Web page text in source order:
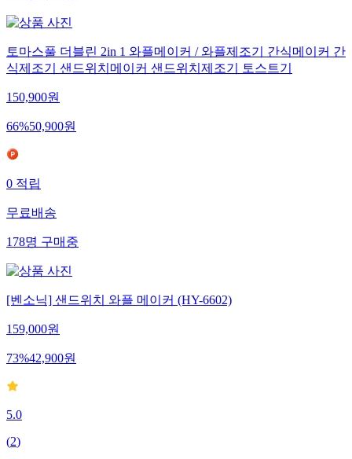
토마스풀 더블린 2in 1 와플메이커 / 와플제조기 간식메이커 간
식제조기 샌드위치메이커 샌드위치제조기 토스트기
150,900원
66%50,900원
0 적립
무료배송
178명 구매중
[벤소닉] 샌드위치 와플 메이커 (HY-6602)
159,000원
73%42,900원
5.0
(2)